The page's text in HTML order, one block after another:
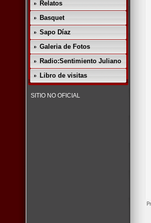
Relatos
Basquet
Sapo Díaz
Galeria de Fotos
Radio:Sentimiento Juliano
Libro de visitas
SITIO NO OFICIAL